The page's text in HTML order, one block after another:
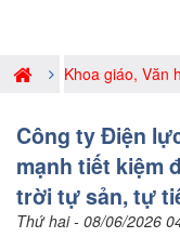
Khoa giáo, Văn
Công ty Điện
mạnh tiết kiệm
trời tự sản, tự
Thứ hai - 08/06/2026